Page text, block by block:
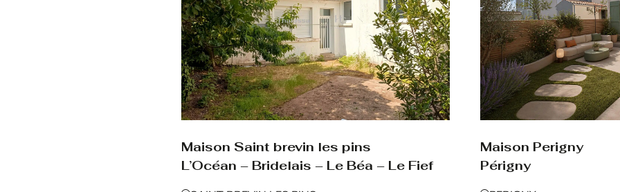
Maison Saint brevin les pins
L’Océan – Bridelais – Le Béa – Le Fief
Maison Perigny
Périgny